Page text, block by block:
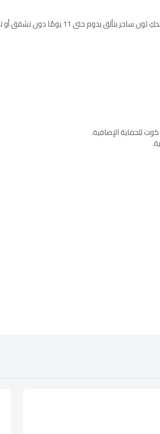
ساحر بتألق يدوم حتى 11 يومًا دون تشقق أو تقشير!
للحماية الإضافية.